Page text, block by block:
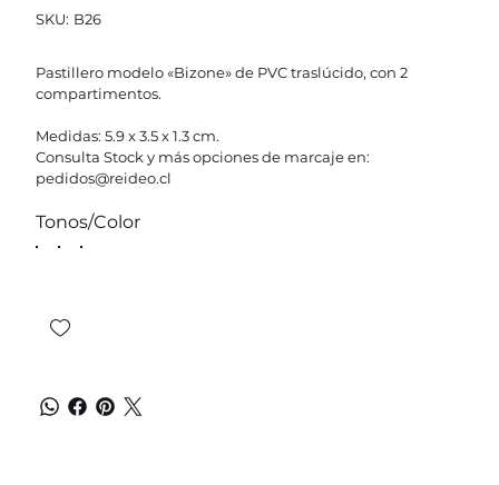
SKU: SKU
B26
B26
Pastillero modelo «Bizone» de PVC traslúcido, con 2
compartimentos.
Medidas: 5.9 x 3.5 x 1.3 cm.
Consulta Stock y más opciones de marcaje en:
pedidos@reideo.cl
Tonos/Color